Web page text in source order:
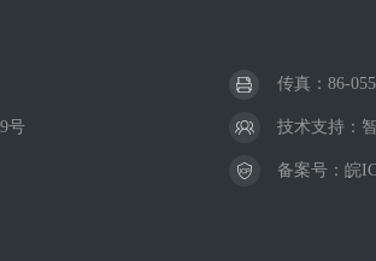
传真：86-
号 技术支持：
备案号： 皖